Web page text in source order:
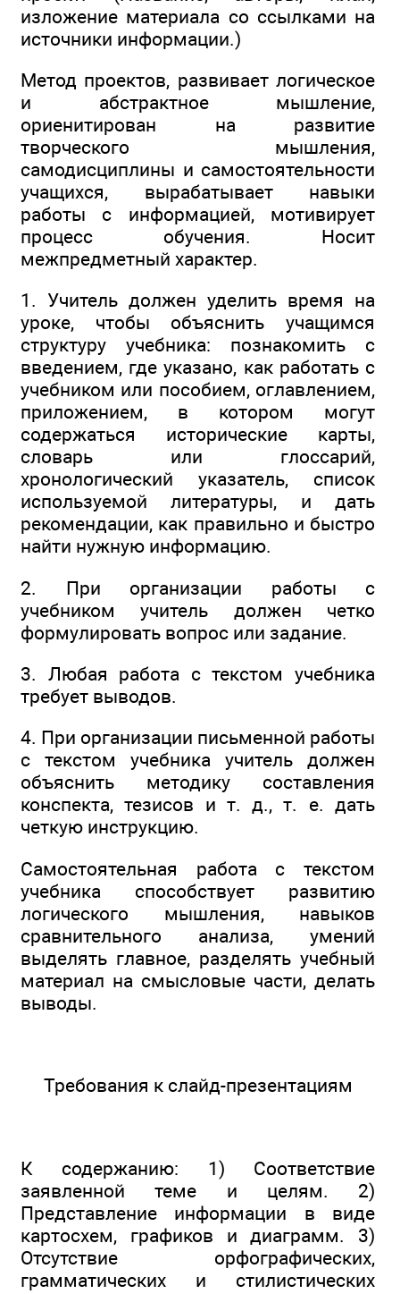
изложение материала со ссылками на
источники информации.)
Метод проектов, развивает логическое
и абстрактное мышление,
ориенитирован на развитие
творческого мышления,
самодисциплины и самостоятельности
учащихся, вырабатывает навыки
работы с информацией, мотивирует
процесс обучения. Носит
межпредметный характер.
1. Учитель должен уделить время на
уроке, чтобы объяснить учащимся
структуру учебника: познакомить с
введением, где указано, как работать с
учебником или пособием, оглавлением,
приложением, в котором могут
содержаться исторические карты,
словарь или глоссарий,
хронологический указатель, список
используемой литературы, и дать
рекомендации, как правильно и быстро
найти нужную информацию.
2. При организации работы с
учебником учитель должен четко
формулировать вопрос или задание.
3. Любая работа с текстом учебника
требует выводов.
4. При организации письменной работы
с текстом учебника учитель должен
объяснить методику составления
конспекта, тезисов и т. д., т. е. дать
четкую инструкцию.
Самостоятельная работа с текстом
учебника способствует развитию
логического мышления, навыков
сравнительного анализа, умений
выделять главное, разделять учебный
материал на смысловые части, делать
выводы.
Требования к слайд-презентациям
К содержанию: 1) Соответствие
заявленной теме и целям. 2)
Представление информации в виде
картосхем, графиков и диаграмм. 3)
Отсутствие орфографических,
грамматических и стилистических